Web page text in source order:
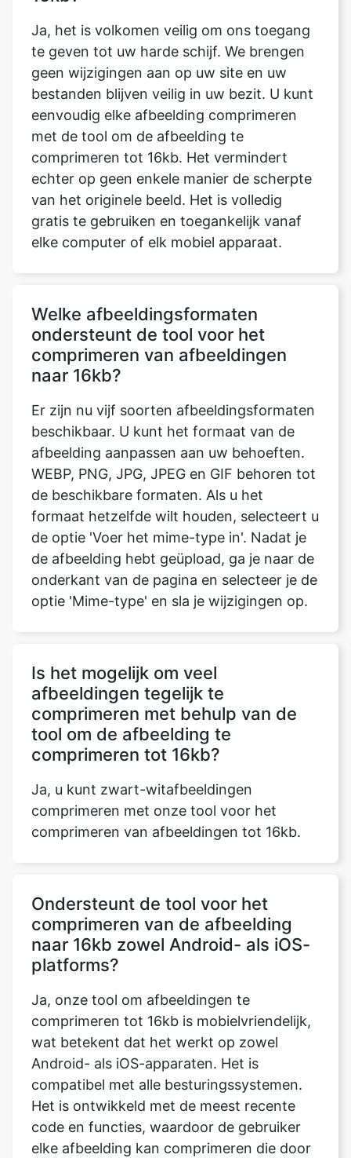
bestanden blijven veilig in uw bezit. U kunt
eenvoudig elke afbeelding comprimeren
met de tool om de afbeelding te
comprimeren tot 16kb. Het vermindert
echter op geen enkele manier de scherpte
van het originele beeld. Het is volledig
gratis te gebruiken en toegankelijk vanaf
elke computer of elk mobiel apparaat.
Welke afbeeldingsformaten
naar 16kb?
Er zijn nu vijf soorten afbeeldingsformaten
beschikbaar. U kunt het formaat van de
WEBP, PNG, JPG, JPEG en GIF behoren tot
de beschikbare formaten. Als u het
formaat hetzelfde wilt houden, selecteert u
de optie 'Voer het mime-type in'. Nadat je
de afbeelding hebt geüpload, ga je naar de
onderkant van de pagina en selecteer je de
optie 'Mime-type' en sla je wijzigingen op.
Is het mogelijk om veel
tool om de afbeelding te
comprimeren tot 16kb?
Ja, u kunt zwart-witafbeeldingen
comprimeren met onze tool voor het
comprimeren van afbeeldingen tot 16kb.
Ondersteunt de tool voor het
platforms?
Ja, onze tool om afbeeldingen te
comprimeren tot 16kb is mobielvriendelijk,
wat betekent dat het werkt op zowel
Android- als iOS-apparaten. Het is
compatibel met alle besturingssystemen.
Het is ontwikkeld met de meest recente
code en functies, waardoor de gebruiker
elke afbeelding kan comprimeren die door
de gebruiker is ingediend op elk
besturingssysteem, inclusief MAC OS,
Windows en Ubuntu, zolang het apparaat